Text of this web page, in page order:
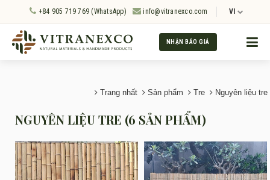
+84 905 719 769 (WhatsApp) info@vitranexco.com VI
NHẬN BÁO GIÁ
Trang nhất Sản phẩm Tre Nguyên liệu tre
NGUYÊN LIỆU TRE (6 SẢN PHẨM)